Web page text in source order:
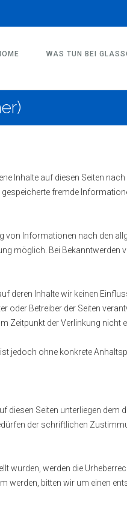
WAS TUN BEI
Inhalte auf diesen Seiten
fremde
Informationen nach den
möglich. Bei
deren Inhalte wir keinen
oder Betreiber der Seiten
Zeitpunkt der Verlinkung nicht
jedoch ohne konkrete
diesen Seiten unterliegen
der schriftlichen
wurden, werden die
werden, bitten wir um einen